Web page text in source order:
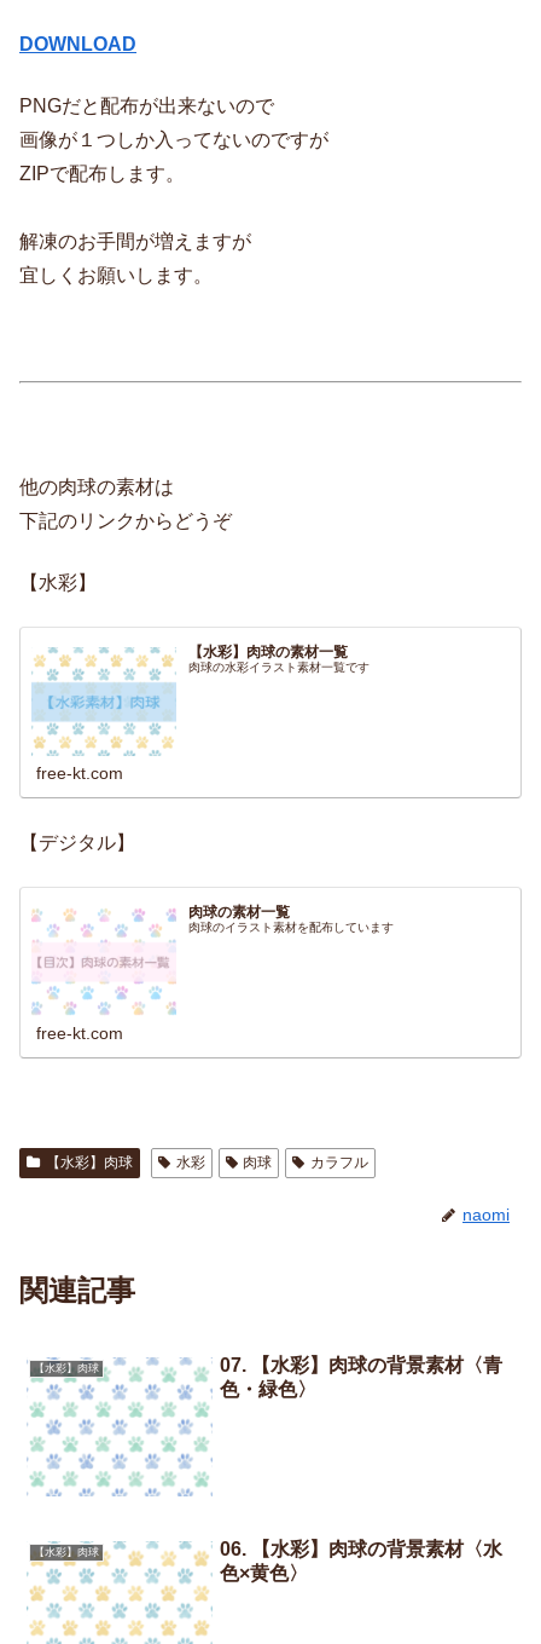
DOWNLOAD
PNGだと配布が出来ないので
画像が１つしか入ってないのですが
ZIPで配布します。
解凍のお手間が増えますが
宜しくお願いします。
他の肉球の素材は
下記のリンクからどうぞ
【水彩】
【水彩】肉球の素材一覧
肉球の水彩イラスト素材一覧です
free-kt.com
【デジタル】
肉球の素材一覧
肉球のイラスト素材を配布しています
free-kt.com
【水彩】肉球 水彩 肉球 カラフル
naomi
関連記事
【水彩】肉球
07. 【水彩】肉球の背景素材〈青
色・緑色〉
【水彩】肉球
06. 【水彩】肉球の背景素材〈水
色×黄色〉